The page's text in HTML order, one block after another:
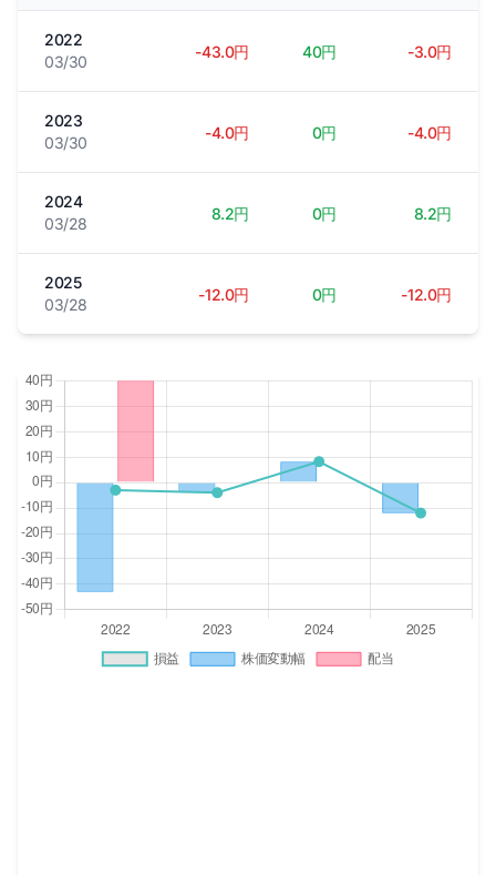
2022
03/30
-43.0円 40円 -3.0円
2023
03/30
-4.0円 0円 -4.0円
2024
03/28
8.2円 0円 8.2円
2025
03/28
-12.0円 0円 -12.0円